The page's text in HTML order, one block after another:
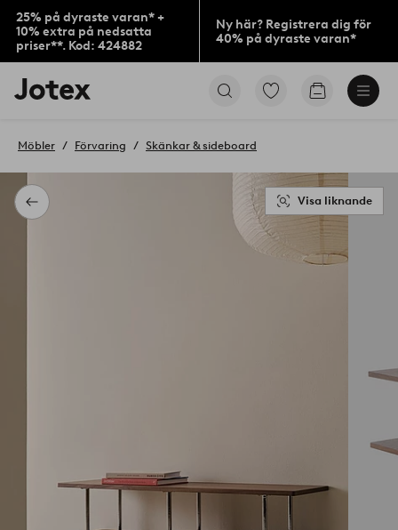
25% på dyraste varan* +
10% extra på nedsatta
priser**. Kod: 424882
Ny här? Registrera dig för
40% på dyraste varan*
Jotex
logotyp
till
Gå
Gå
Tillbaka
Möbler Förvaring Skänkar & sideboard
Visa liknande